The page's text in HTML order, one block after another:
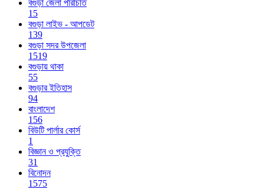
বগুড়া জেলা পরিচিতি
15
বগুড়া লাইভ - আপডেট
139
বগুড়া সদর উপজেলা
1519
বগুড়ায় থাকা
55
বগুড়ার ইতিহাস
94
বাংলাদেশ
156
বিউটি পার্লার কোর্স
1
বিজ্ঞান ও প্রযুক্তি
31
বিনোদন
1575